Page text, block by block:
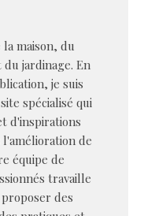
maison, du
jardinage. En
je suis
spécialisé qui
d'inspirations
de
équipe de
travaille
des